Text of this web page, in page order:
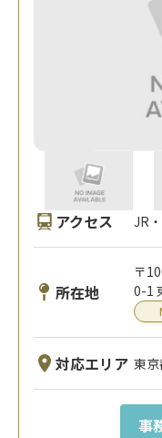
アクセス JR
所在地
〒
0-1
対応エリア 東京
事